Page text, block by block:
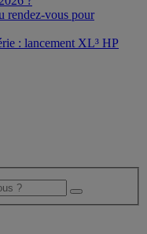
rendez-vous pour
: lancement XL³ HP